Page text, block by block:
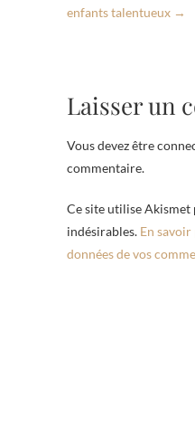
enfants talentueux →
Laisser un
Vous devez être
commentaire.
Ce site utilise
indésirables. En
données de vos